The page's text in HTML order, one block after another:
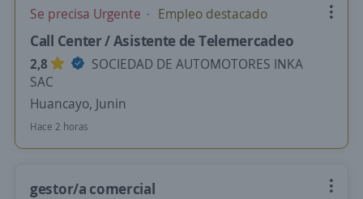
Se precisa Urgente Empleo destacado
Call Center / Asistente de Telemercadeo
2,8
SOCIEDAD DE AUTOMOTORES INKA
SAC
Huancayo, Junin
Hace 2 horas
gestor/a comercial